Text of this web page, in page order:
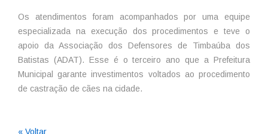
Os atendimentos foram acompanhados por uma equipe
especializada na execução dos procedimentos e teve o
apoio da Associação dos Defensores de Timbaúba dos
Batistas (ADAT). Esse é o terceiro ano que a Prefeitura
Municipal garante investimentos voltados ao procedimento
de castração de cães na cidade.
« Voltar